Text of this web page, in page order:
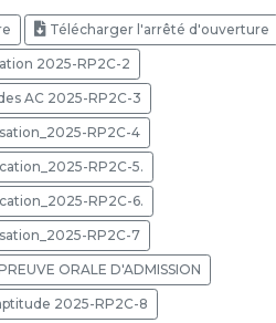
Télécharger l'arrêté d'ouverture
2025-RP2C-2
AC 2025-RP2C-3
RP2C-4
RP2C-5.
RP2C-6.
RP2C-7
ORALE D'ADMISSION
2025-RP2C-8